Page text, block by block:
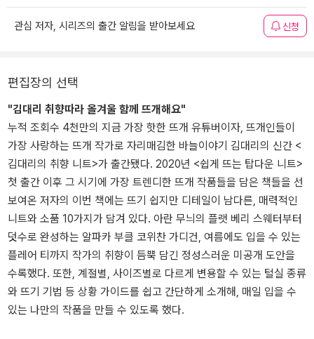
관심 저자, 시리즈의 출간 알림을 받아보세요 신청
편집장의 선택
"김대리 취향따라 올겨울 함께 뜨개해요"
누적 조회수 4천만의 지금 가장 핫한 뜨개 유튜버이자, 뜨개인들이
가장 사랑하는 뜨개 작가로 자리매김한 바늘이야기 김대리의 신간 <
김대리의 취향 니트>가 출간됐다. 2020년 <쉽게 뜨는 탑다운 니트>
첫 출간 이후 그 시기에 가장 트렌디한 뜨개 작품들을 담은 책들을 선
보여온 저자의 이번 책에는 뜨기 쉽지만 디테일이 남다른, 매력적인
니트와 소품 10가지가 담겨 있다. 아란 무늬의 플랫 베리 스웨터부터
덧수로 완성하는 알파카 부클 코위찬 가디건, 여름에도 입을 수 있는
플레어 티까지 작가의 취향이 듬뿍 담긴 정성스러운 미공개 도안을
수록했다. 또한, 계절별, 사이즈별로 다르게 변용할 수 있는 털실 종류
와 뜨기 기법 등 상황 가이드를 쉽고 간단하게 소개해, 매일 입을 수
있는 나만의 작품을 만들 수 있도록 했다.